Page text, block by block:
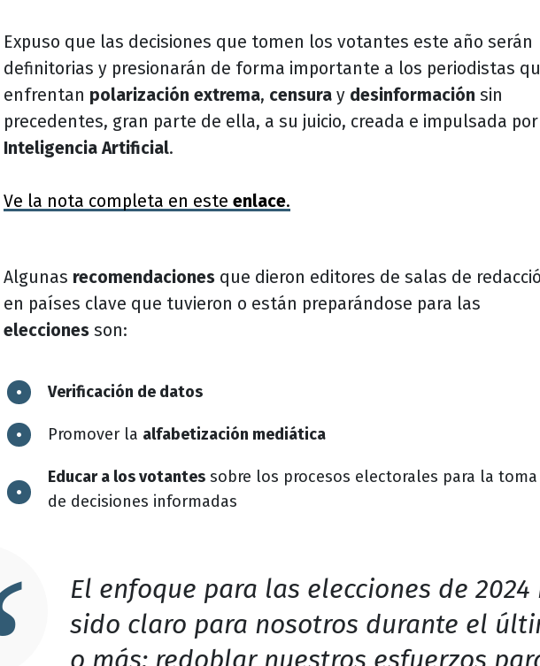
Expuso que las decisiones que tomen los votantes este año serán
definitorias y presionarán de forma importante a los periodistas
enfrentan polarización extrema, censuray desinformación sin
precedentes, gran parte de ella, a su juicio, creada e impulsada
Inteligencia Artificial.
Ve la nota completa en este enlace.
Algunas recomendacionesque dieron editores de salas de
en países clave que tuvieron o están preparándose para las
eleccionesson:
Verificación de datos
Promover la alfabetización mediática
Educar a los votantessobre los procesos electorales para la toma
de decisiones informadas
El enfoque para las elecciones de 2024
sido claro para nosotros durante el